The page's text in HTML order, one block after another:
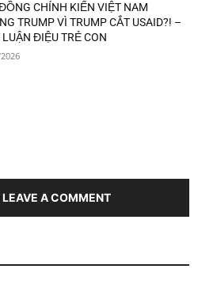
CHÍNH KIẾN VIỆT NAM
TRUMP VÌ TRUMP CẮT USAID?! –
ĐIỆU TRẺ CON
LEAVE A COMMENT